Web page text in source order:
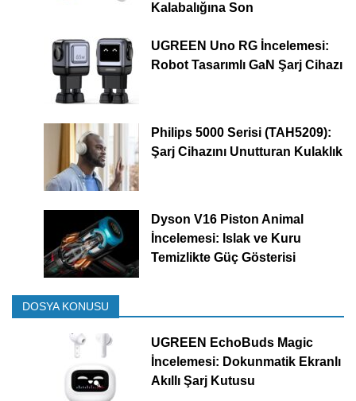
Kalabalığına Son
UGREEN Uno RG İncelemesi:
Robot Tasarımlı GaN Şarj Cihazı
Philips 5000 Serisi (TAH5209):
Şarj Cihazını Unutturan Kulaklık
Dyson V16 Piston Animal
İncelemesi: Islak ve Kuru
Temizlikte Güç Gösterisi
DOSYA KONUSU
UGREEN EchoBuds Magic
İncelemesi: Dokunmatik Ekranlı
Akıllı Şarj Kutusu